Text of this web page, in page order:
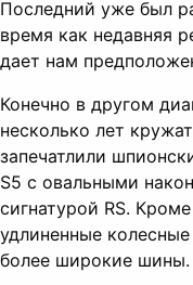
Последний уже был
время как недавняя
дает нам
Конечно в другом
несколько лет
запечатлили
S5 с овальными
сигнатурой RS.
удлиненные
более широкие шины.